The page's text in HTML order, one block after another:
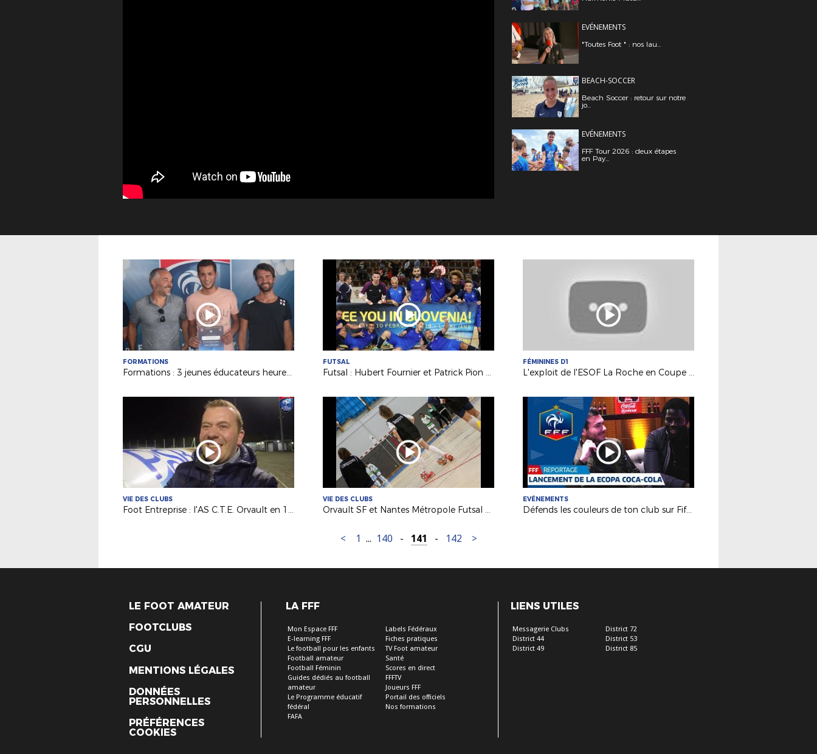
EVÉNEMENTS
"Toutes Foot " : nos lau...
BEACH-SOCCER
Beach Soccer : retour sur notre
jo...
EVÉNEMENTS
FFF Tour 2026 : deux étapes
en Pay...
FORMATIONS
Formations : 3 jeunes éducateurs heureux titulaires du B.M.F.
FUTSAL
Futsal : Hubert Fournier et Patrick Pion à fond derrière les Bleus !
FÉMININES D1
L'exploit de l'ESOF La Roche en Coupe de France
VIE DES CLUBS
Foot Entreprise : l'AS C.T.E. Orvault en 16es de la Coupe Nationale
VIE DES CLUBS
Orvault SF et Nantes Métropole Futsal au service des filles !
EVÉNEMENTS
Défends les couleurs de ton club sur Fifa18
< 1 ... 140 - 141 - 142 >
LE FOOT AMATEUR
FOOTCLUBS
CGU
MENTIONS LÉGALES
DONNÉES
PERSONNELLES
PRÉFÉRENCES
COOKIES
LA FFF
Mon Espace FFF
E-learning FFF
Le football pour les enfants
Football amateur
Football Féminin
Guides dédiés au football
amateur
Le Programme éducatif
fédéral
FAFA
Labels Fédéraux
Fiches pratiques
TV Foot amateur
Santé
Scores en direct
FFFTV
Joueurs FFF
Portail des officiels
Nos formations
LIENS UTILES
Messagerie Clubs
District 44
District 49
District 72
District 53
District 85